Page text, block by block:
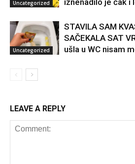
Uncategorized
Uncategorized
STAVILA SAM
SAČEKALA SAT
ušla u WC nisam
LEAVE A REPLY